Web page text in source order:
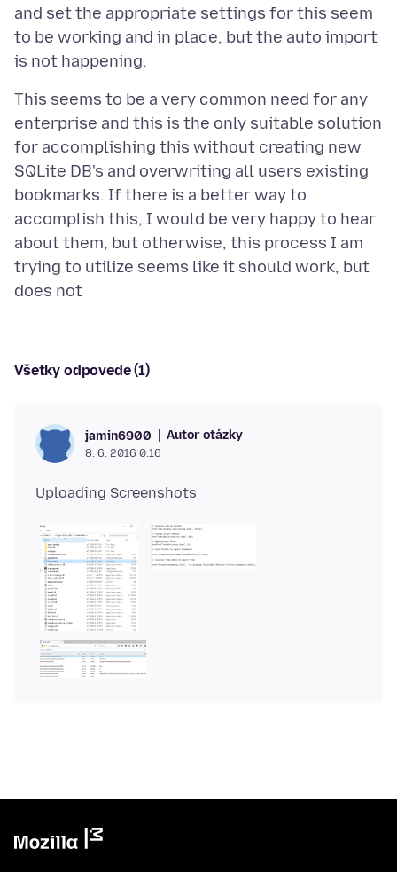
and set the appropriate settings for this seem
to be working and in place, but the auto import
This seems to be a very common need for any
enterprise and this is the only suitable solution
for accomplishing this without creating new
SQLite DB's and overwriting all users existing
bookmarks. If there is a better way to
accomplish this, I would be very happy to hear
about them, but otherwise, this process I am
trying to utilize seems like it should work, but
Všetky odpovede (1)
jamin6900 Autor otázky
8. 6. 2016 0:16